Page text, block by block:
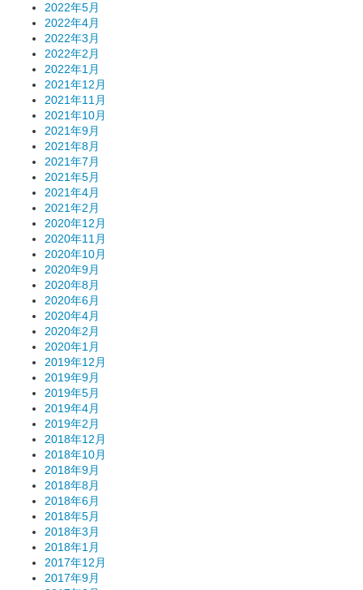
2022年5月
2022年4月
2022年3月
2022年2月
2022年1月
2021年12月
2021年11月
2021年10月
2021年9月
2021年8月
2021年7月
2021年5月
2021年4月
2021年2月
2020年12月
2020年11月
2020年10月
2020年9月
2020年8月
2020年6月
2020年4月
2020年2月
2020年1月
2019年12月
2019年9月
2019年5月
2019年4月
2019年2月
2018年12月
2018年10月
2018年9月
2018年8月
2018年6月
2018年5月
2018年3月
2018年1月
2017年12月
2017年9月